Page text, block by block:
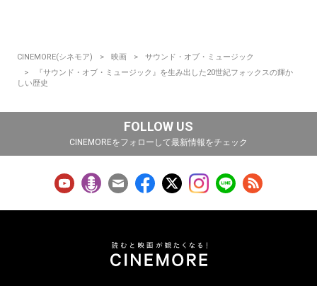
CINEMORE(シネモア) 映画
サウンド・オブ・ミュージック
『サウンド・オブ・ミュージック』を生み出した20世紀フォックスの輝か
しい歴史
FOLLOW US
CINEMOREをフォローして最新情報をチェック